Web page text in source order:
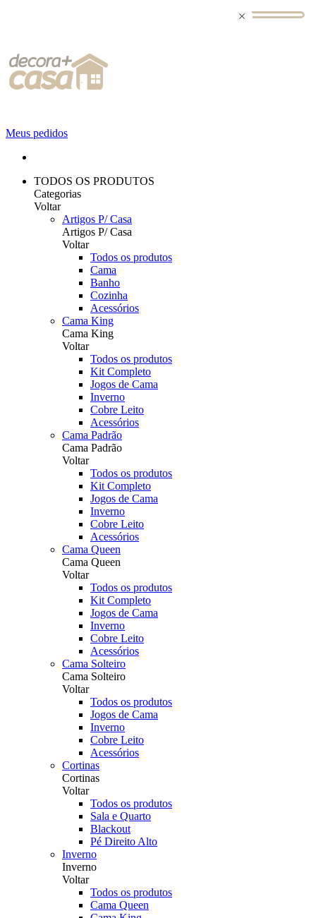
Meus pedidos
TODOS OS PRODUTOS
Categorias
Voltar
Artigos P/ Casa
Artigos P/ Casa
Voltar
Todos os produtos
Cama
Banho
Cozinha
Acessórios
Cama King
Cama King
Voltar
Todos os produtos
Kit Completo
Jogos de Cama
Inverno
Cobre Leito
Acessórios
Cama Padrão
Cama Padrão
Voltar
Todos os produtos
Kit Completo
Jogos de Cama
Inverno
Cobre Leito
Acessórios
Cama Queen
Cama Queen
Voltar
Todos os produtos
Kit Completo
Jogos de Cama
Inverno
Cobre Leito
Acessórios
Cama Solteiro
Cama Solteiro
Voltar
Todos os produtos
Jogos de Cama
Inverno
Cobre Leito
Acessórios
Cortinas
Cortinas
Voltar
Todos os produtos
Sala e Quarto
Blackout
Pé Direito Alto
Inverno
Inverno
Voltar
Todos os produtos
Cama Queen